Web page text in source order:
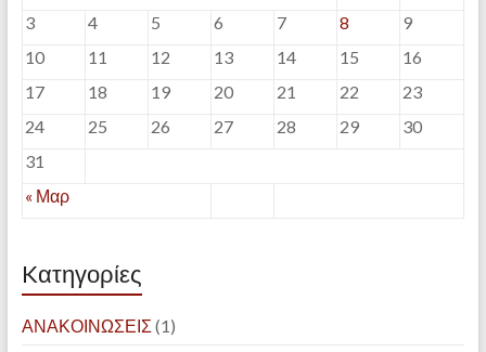
« Μαρ
3
4 5 6 7 8
9
10
11 12 13 14 15
16
17
18 19 20 21 22
23
24
25 26 27 28 29
30
31
Kατηγορίες
ΑΝΑΚΟΙΝΩΣΕΙΣ (1)